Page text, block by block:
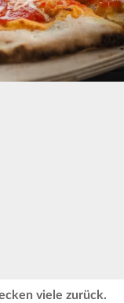
viele zurück.